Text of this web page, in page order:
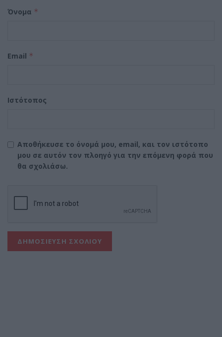
Όνομα *
Email *
Ιστότοπος
Αποθήκευσε το όνομά μου, email, και τον ιστότοπο
μου σε αυτόν τον πλοηγό για την επόμενη φορά που
θα σχολιάσω.